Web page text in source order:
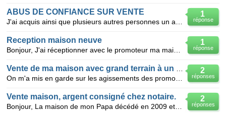
1
réponse
ABUS DE CONFIANCE SUR VENTE
1
réponse
Reception maison neuve
2
réponses
2
réponses
Vente maison, argent consigné chez notaire.